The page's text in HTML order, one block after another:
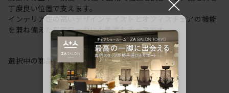
丁度良い位置で支えます。
インテリア性の高いデザインテイストとオフィスチェアの機能
を兼ね備えた在宅ワークにも最適なチェアです。
選択中の商品情報保証注意事項